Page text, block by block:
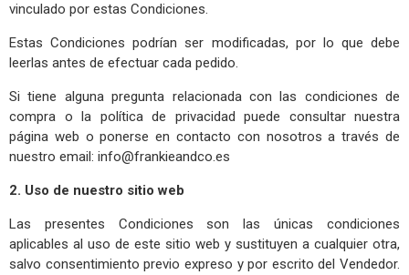
vinculado por estas Condiciones.
Estas Condiciones podrían ser modificadas, por lo que debe
leerlas antes de efectuar cada pedido.
Si tiene alguna pregunta relacionada con las condiciones de
compra o la política de privacidad puede consultar nuestra
página web o ponerse en contacto con nosotros a través de
nuestro email: info@frankieandco.es
2. Uso de nuestro sitio web
Las presentes Condiciones son las únicas condiciones
aplicables al uso de este sitio web y sustituyen a cualquier otra,
salvo consentimiento previo expreso y por escrito del Vendedor.